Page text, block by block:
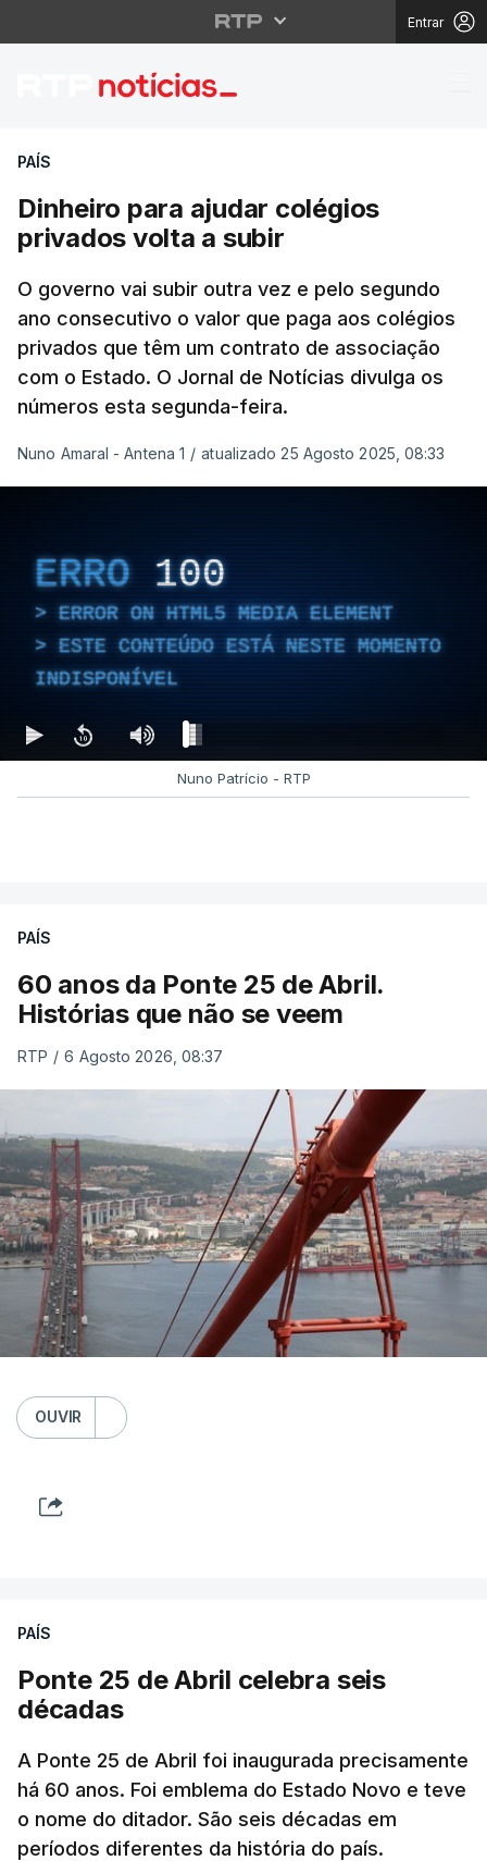
Entrar
Dinheiro para ajudar
PAÍS
Dinheiro para ajudar colégios
privados volta a subir
O governo vai subir outra vez e pelo segundo
ano consecutivo o valor que paga aos colégios
privados que têm um contrato de associação
com o Estado. O Jornal de Notícias divulga os
números esta segunda-feira.
Nuno Amaral - Antena 1 / atualizado 25 Agosto 2025, 08:33
ERRO 100
ERROR ON HTML5 MEDIA ELEMENT
ESTE CONTEÚDO ESTÁ NESTE MOMENTO
INDISPONÍVEL
Nuno Patrício - RTP
PAÍS
60 anos da Ponte 25 de Abril.
Histórias que não se veem
RTP / 6 Agosto 2026, 08:37
OUVIR
PAÍS
Ponte 25 de Abril celebra seis
décadas
A Ponte 25 de Abril foi inaugurada precisamente
há 60 anos. Foi emblema do Estado Novo e teve
o nome do ditador. São seis décadas em
períodos diferentes da história do país.